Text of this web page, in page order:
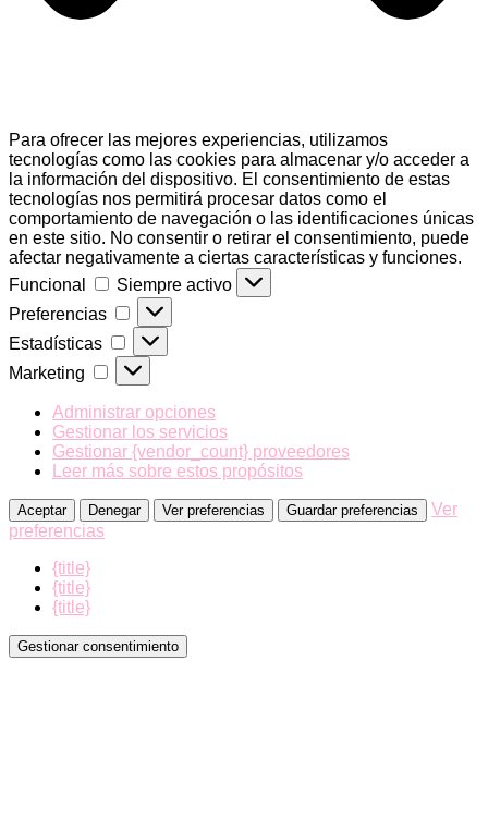
Para ofrecer las mejores experiencias, utilizamos
tecnologías como las cookies para almacenar y/o acceder a
la información del dispositivo. El consentimiento de estas
tecnologías nos permitirá procesar datos como el
comportamiento de navegación o las identificaciones únicas
en este sitio. No consentir o retirar el consentimiento, puede
afectar negativamente a ciertas características y funciones.
Funcional
Funcional
Siempre activo
Preferencias
Preferencias
Estadísticas Estadísticas
Marketing Marketing
Administrar opciones
Gestionar los servicios
Gestionar {vendor_count} proveedores
Leer más sobre estos propósitos
Aceptar Denegar Ver preferencias Guardar preferencias
Ver
preferencias
{title}
{title}
{title}
Gestionar consentimiento